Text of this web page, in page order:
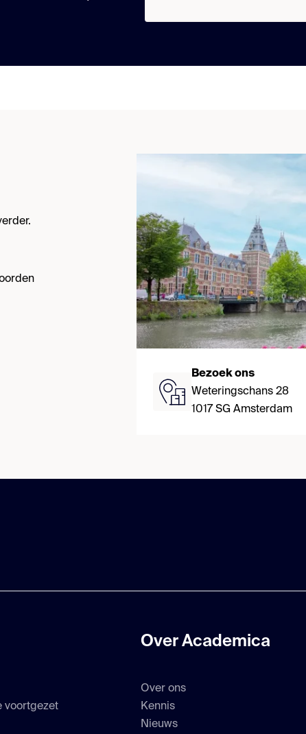
Bezoek ons
Weteringschans 28
1017 SG Amsterdam
voortgezet
Over Academica
Over ons
Kennis
Nieuws